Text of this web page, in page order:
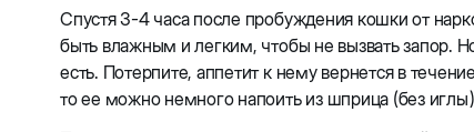
Спустя 3-4 часа после пробуждения кошки от
быть влажным и легким, чтобы не вызвать запор.
есть. Потерпите, аппетит к нему вернется в
то ее можно немного напоить из шприца (без